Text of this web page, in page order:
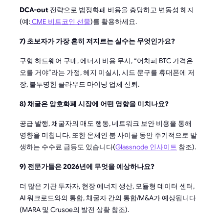
DCA-out 전략으로 법정화폐 비용을 충당하고 변동성 헤지
(예:CME 비트코인 선물)를 활용하세요.
7) 초보자가 가장 흔히 저지르는 실수는 무엇인가요?
구형 하드웨어 구매, 에너지 비용 무시, “어차피 BTC 가격은
오를 거야”라는 가정, 헤지 미실시, 시드 문구를 휴대폰에 저
장, 불투명한 클라우드 마이닝 업체 신뢰.
8) 채굴은 암호화폐 시장에 어떤 영향을 미치나요?
공급 발행, 채굴자의 매도 행동, 네트워크 보안 비용을 통해
영향을 미칩니다. 또한 온체인 붐 사이클 동안 주기적으로 발
생하는 수수료 급등도 있습니다(Glassnode 인사이트 참조).
9) 전문가들은 2026년에 무엇을 예상하나요?
더 많은 기관 투자자, 현장 에너지 생산, 모듈형 데이터 센터,
AI 워크로드와의 통합, 채굴자 간의 통합/M&A가 예상됩니다
(MARA 및 Crusoe의 발전 상황 참조).